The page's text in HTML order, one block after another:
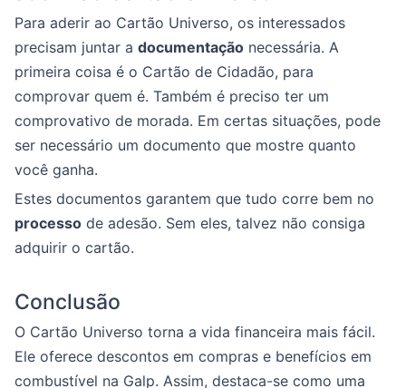
Para aderir ao Cartão Universo, os interessados
precisam juntar a documentação necessária. A
primeira coisa é o Cartão de Cidadão, para
comprovar quem é. Também é preciso ter um
comprovativo de morada. Em certas situações, pode
ser necessário um documento que mostre quanto
você ganha.
Estes documentos garantem que tudo corre bem no
processo de adesão. Sem eles, talvez não consiga
adquirir o cartão.
Conclusão
O Cartão Universo torna a vida financeira mais fácil.
Ele oferece descontos em compras e benefícios em
combustível na Galp. Assim, destaca-se como uma